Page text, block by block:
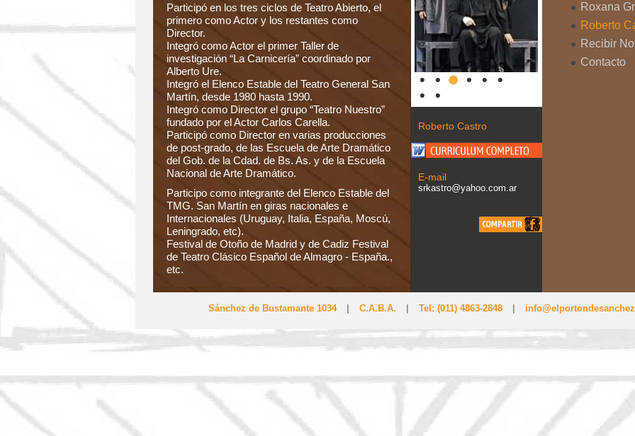
Participó en los tres ciclos de Teatro Abierto, el
primero como Actor y los restantes como
Director.
Integró como Actor el primer Taller de
investigación “La Carnicería” coordinado por
Alberto Ure.
Integró el Elenco Estable del Teatro General San
Martín, desde 1980 hasta 1990.
Integró como Director el grupo “Teatro Nuestro”
fundado por el Actor Carlos Carella.
Participó como Director en varias producciones
de post-grado, de las Escuela de Arte Dramático
del Gob. de la Cdad. de Bs. As. y de la Escuela
Nacional de Arte Dramático.
Participo como integrante del Elenco Estable del
TMG. San Martín en giras nacionales e
Internacionales (Uruguay, Italia, España, Moscú,
Leningrado, etc).
Festival de Otoño de Madrid y de Cadiz Festival
de Teatro Clásico Español de Almagro - España.,
etc.
Roberto Castro
E-mail
srkastro@yahoo.com.ar
Roxana
Roberto
Recibir
Contacto
Sánchez de Bustamante 1034 C.A.B.A. Tel: (011) 4863-2848